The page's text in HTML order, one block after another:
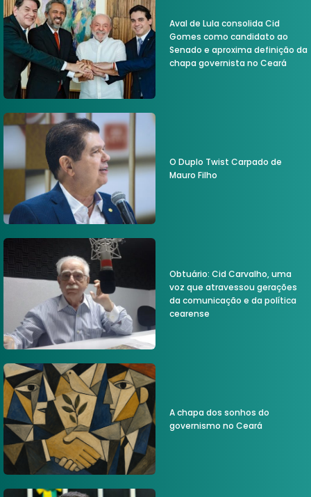
Aval de Lula consolida Cid
Gomes como candidato ao
Senado e aproxima definição da
chapa governista no Ceará
O Duplo Twist Carpado de
Mauro Filho
Obtuário: Cid Carvalho, uma
voz que atravessou gerações
da comunicação e da política
cearense
A chapa dos sonhos do
governismo no Ceará